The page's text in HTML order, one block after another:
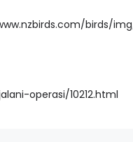
operasi/10212.html